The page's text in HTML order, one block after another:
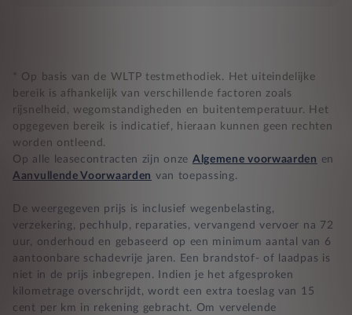
Nooit te hoge financiële lasten
BB 14 dagen bedenktijd
Zekerheid bij klachten
* Op basis van de WLTP testmethodiek. Het uiteindelijke
bereik is afhankelijk van verschillende factoren zoals
rijsnelheid, wegomstandigheden en buitentemperatuur. Het
opgegeven bereik is indicatief, hieraan kunnen geen rechten
worden ontleend.
Op alle leasecontracten zijn onze Algemene voorwaarden en
Aanvullende Voorwaarden van toepassing.
De weergegeven prijs is inclusief wegenbelasting,
verzekering, pechhulp, reparaties, vervangend vervoer na 72
uur, onderhoud en gebaseerd op een minimum aantal van 6
aantoonbare schadevrije jaren. Een brandstof- of laadpas is
niet in de prijs inbegrepen. Indien je het afgesproken
kilometrage overschrijdt, wordt een extra toeslag van 15
cent per km in rekening gebracht. Om vervelende